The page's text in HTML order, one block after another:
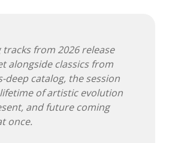
2015
2016
2017
from 2026 release
alongside classics from
deep catalog, the session
of artistic evolution
and future coming
once.